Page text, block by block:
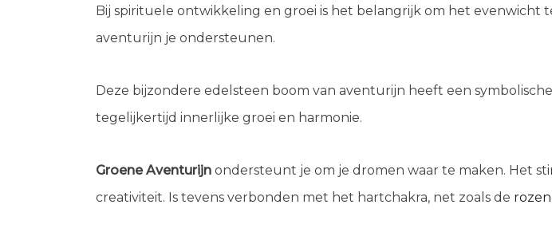
Bij spirituele ontwikkeling en groei is het belangrijk om het evenwicht
aventurijn je ondersteunen.
Deze bijzondere edelsteen boom van aventurijn heeft een
tegelijkertijd innerlijke groei en harmonie.
Groene Aventurijn ondersteunt je om je dromen waar te maken. Het
creativiteit. Is tevens verbonden met het hartchakra, net zoals de